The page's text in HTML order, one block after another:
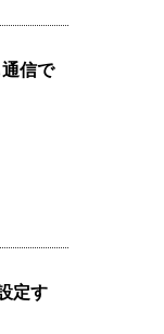
信で
定す